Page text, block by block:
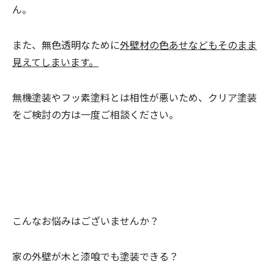
ん。
また、無色透明なために外壁材の色あせなどもそのまま
見えてしまいます。
無機塗装やフッ素塗料とは相性が悪いため、クリア塗装
をご検討の方は一度ご相談ください。
こんなお悩みはございませんか？
家の外壁が木と漆喰でも塗装できる？